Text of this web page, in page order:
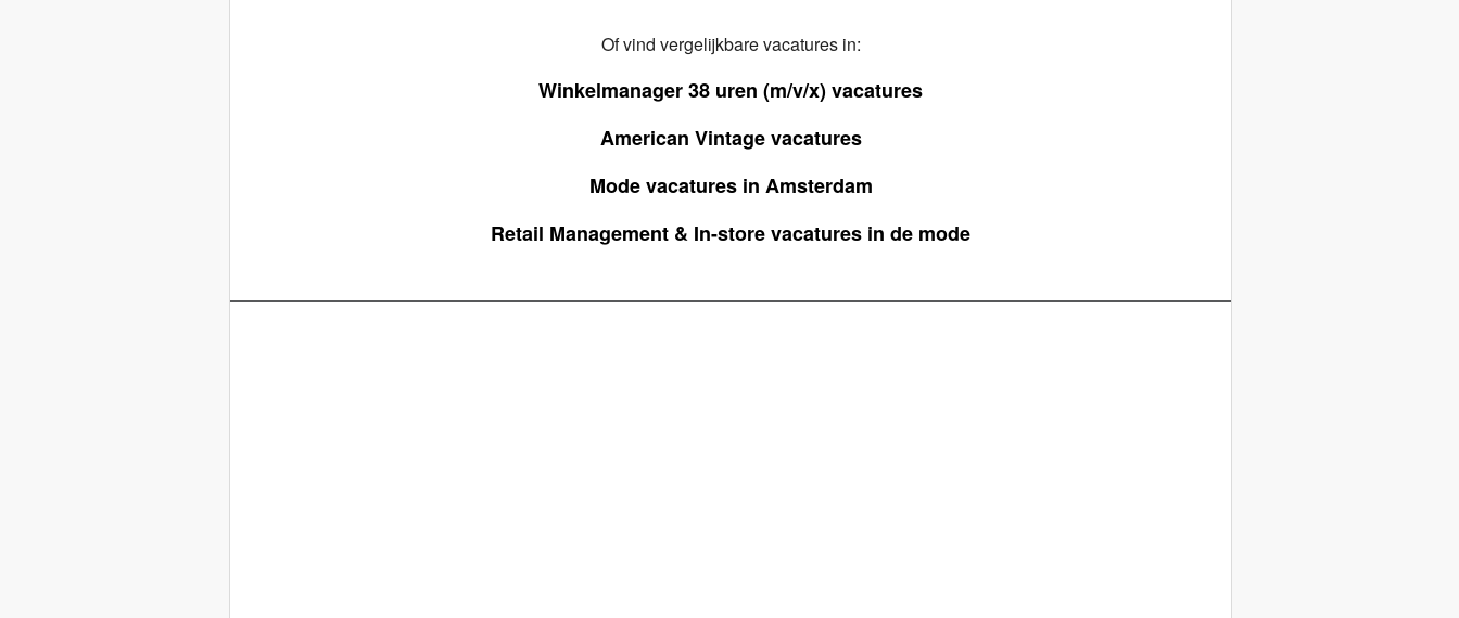
Of vind vergelijkbare vacatures in:
Winkelmanager 38 uren (m/v/x) vacatures
American Vintage vacatures
Mode vacatures in Amsterdam
Retail Management & In-store vacatures in de mode